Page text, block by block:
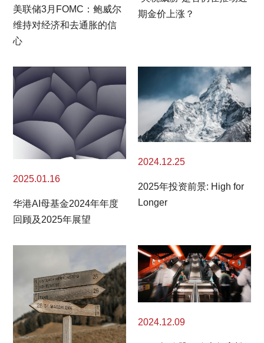
美联储3月FOMC：鲍威尔
维持对经济和去通胀的信
心
期金价上涨？
2025.01.16
华港AI母基金2024年年度
回顾及2025年展望
2024.12.25
2025年投资前景: High for
Longer
2024.12.09